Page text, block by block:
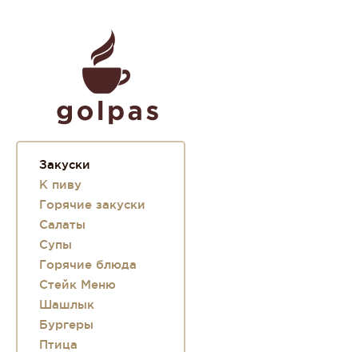
Закуски
К пиву
Горячие закуски
Салаты
Супы
Горячие блюда
Стейк Меню
Шашлык
Бургеры
Птица